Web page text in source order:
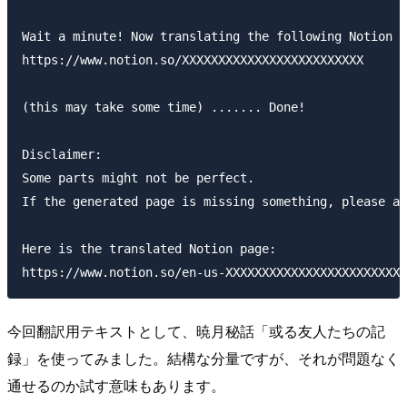
Wait a minute! Now translating the following Notion
https://www.notion.so/XXXXXXXXXXXXXXXXXXXXXXXXX
(this may take some time) ....... Done!
Disclaimer:
Some parts might not be perfect.
If the generated page is missing something, please
Here is the translated Notion page:
今回翻訳用テキストとして、暁月秘話「或る友人たちの記
録」を使ってみました。結構な分量ですが、それが問題なく
通せるのか試す意味もあります。